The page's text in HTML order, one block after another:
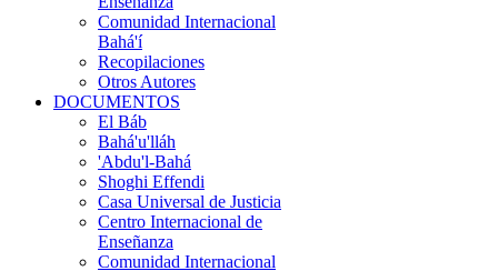
Comunidad Internacional
Bahá'í
Recopilaciones
Otros Autores
DOCUMENTOS
El Báb
Bahá'u'lláh
'Abdu'l-Bahá
Shoghi Effendi
Casa Universal de Justicia
Centro Internacional de
Enseñanza
Comunidad Internacional